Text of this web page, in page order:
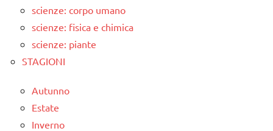
scienze: corpo umano
scienze: fisica e chimica
scienze: piante
STAGIONI
Autunno
Estate
Inverno